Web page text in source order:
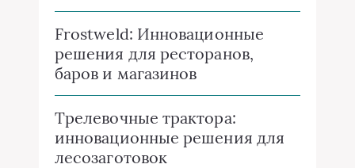
Frostweld: Инновационные
решения для ресторанов,
баров и магазинов
Трелевочные трактора:
инновационные решения для
лесозаготовок